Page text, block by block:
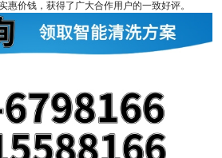
价钱，获得了广大合作用户的一致好评。